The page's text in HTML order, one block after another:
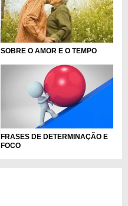
SOBRE O AMOR E O TEMPO
FRASES DE DETERMINAÇÃO E
FOCO